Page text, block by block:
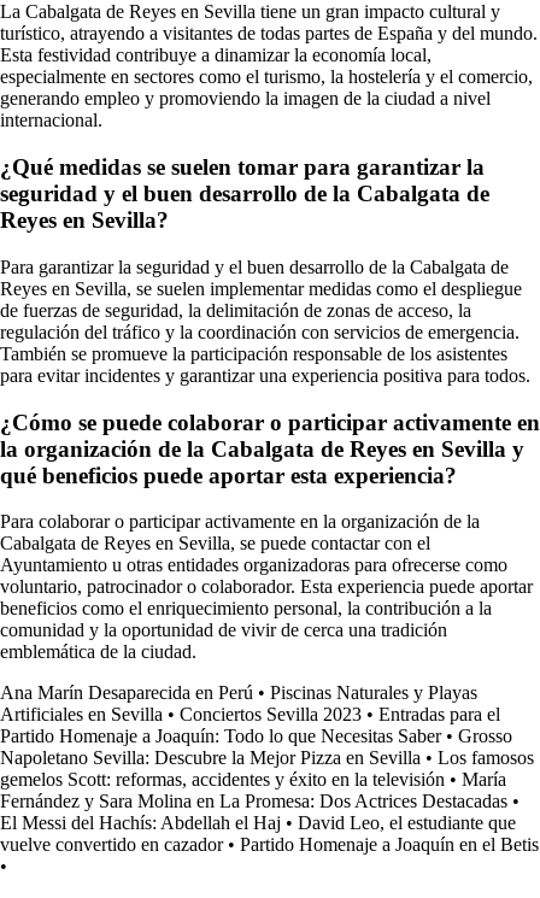
La Cabalgata de Reyes en Sevilla tiene un gran impacto cultural y
turístico, atrayendo a visitantes de todas partes de España y del mundo.
Esta festividad contribuye a dinamizar la economía local,
especialmente en sectores como el turismo, la hostelería y el comercio,
generando empleo y promoviendo la imagen de la ciudad a nivel
internacional.
¿Qué medidas se suelen tomar para garantizar la
seguridad y el buen desarrollo de la Cabalgata de
Reyes en Sevilla?
Para garantizar la seguridad y el buen desarrollo de la Cabalgata de
Reyes en Sevilla, se suelen implementar medidas como el despliegue
de fuerzas de seguridad, la delimitación de zonas de acceso, la
regulación del tráfico y la coordinación con servicios de emergencia.
También se promueve la participación responsable de los asistentes
para evitar incidentes y garantizar una experiencia positiva para todos.
¿Cómo se puede colaborar o participar activamente en
la organización de la Cabalgata de Reyes en Sevilla y
qué beneficios puede aportar esta experiencia?
Para colaborar o participar activamente en la organización de la
Cabalgata de Reyes en Sevilla, se puede contactar con el
Ayuntamiento u otras entidades organizadoras para ofrecerse como
voluntario, patrocinador o colaborador. Esta experiencia puede aportar
beneficios como el enriquecimiento personal, la contribución a la
comunidad y la oportunidad de vivir de cerca una tradición
emblemática de la ciudad.
Ana Marín Desaparecida en Perú • Piscinas Naturales y Playas
Artificiales en Sevilla • Conciertos Sevilla 2023 • Entradas para el
Partido Homenaje a Joaquín: Todo lo que Necesitas Saber• Grosso
Napoletano Sevilla: Descubre la Mejor Pizza en Sevilla • Los famosos
gemelos Scott: reformas, accidentes y éxito en la televisión • María
Fernández y Sara Molina en La Promesa: Dos Actrices Destacadas •
El Messi del Hachís: Abdellah el Haj • David Leo, el estudiante que
vuelve convertido en cazador• Partido Homenaje a Joaquín en el Betis
•